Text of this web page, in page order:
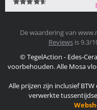
De waardering van
Reviews is 9.3/
© TegelAction - Edes-
voorbehouden. Alle Mosa
Alle prijzen zijn inclusief
verwerkte